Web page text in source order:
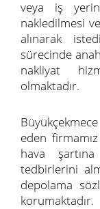
veya iş
nakledilmesi
alınarak
sürecinde
nakliyat
olmaktadır.
eden
hava
tedbirlerini
depolama
korumaktadır.